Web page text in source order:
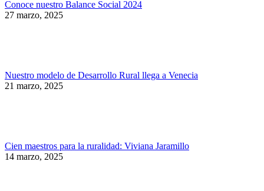
Conoce nuestro Balance Social 2024
27 marzo, 2025
Nuestro modelo de Desarrollo Rural llega a Venecia
21 marzo, 2025
Cien maestros para la ruralidad: Viviana Jaramillo
14 marzo, 2025